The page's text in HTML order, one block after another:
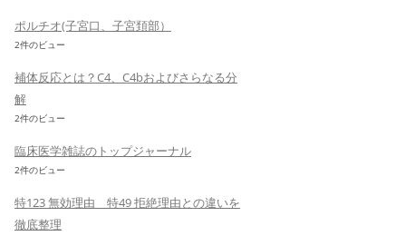
ポルチオ(子宮口、子宮頚部）
2件のビュー
補体反応とは？C4、C4bおよびさらなる分
解
2件のビュー
臨床医学雑誌のトップジャーナル
2件のビュー
特123 無効理由 特49 拒絶理由との違いを
徹底整理